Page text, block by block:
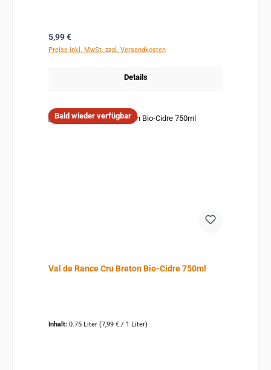
Regulärer Preis:
5,99 €
Preise inkl. MwSt. zzgl. Versandkosten
Details
Bald wieder verfügbar
Val de Rance Cru Breton Bio-Cidre 750ml
Inhalt: 0.75 Liter (7,99 € / 1 Liter)